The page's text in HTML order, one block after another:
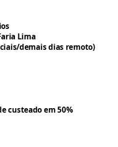
Lima
demais dias remoto)
custeado em 50%